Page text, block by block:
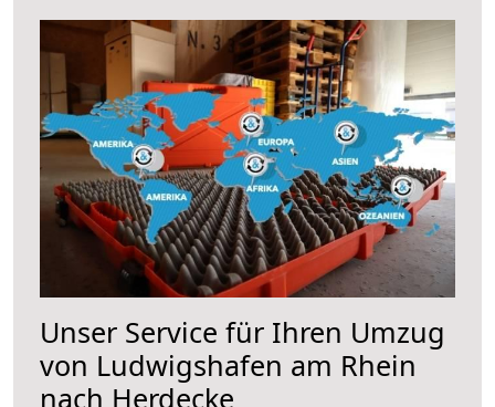
Unser Service für Ihren Umzug
von Ludwigshafen am Rhein
nach Herdecke